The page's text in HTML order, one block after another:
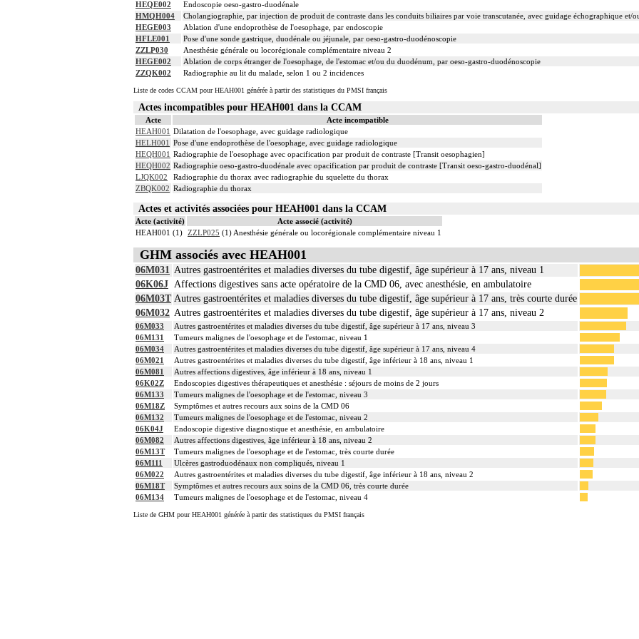
HEQE002
Endoscopie oeso-gastro-duodénale
HMQH004
Cholangiographie, par injection de produit de contraste dans les conduits biliaires par voie transcutanée, avec guidage échographique et/
HEGE003
Ablation d'une endoprothèse de l'oesophage, par endoscopie
HFLE001
Pose d'une sonde gastrique, duodénale ou jéjunale, par oeso-gastro-duodénoscopie
ZZLP030
Anesthésie générale ou locorégionale complémentaire niveau 2
HEGE002
Ablation de corps étranger de l'oesophage, de l'estomac et/ou du duodénum, par oeso-gastro-duodénoscopie
ZZQK002
Radiographie au lit du malade, selon 1 ou 2 incidences
Liste de codes CCAM pour HEAH001 générée à partir des statistiques du PMSI français
Actes incompatibles pour HEAH001 dans la CCAM
Acte
Acte incompatible
HEAH001 Dilatation de l'oesophage, avec guidage radiologique
HELH001 Pose d'une endoprothèse de l'oesophage, avec guidage radiologique
HEQH001 Radiographie de l'oesophage avec opacification par produit de contraste [Transit oesophagien]
HEQH002 Radiographie oeso-gastro-duodénale avec opacification par produit de contraste [Transit oeso-gastro-duodénal]
LJQK002
Radiographie du thorax avec radiographie du squelette du thorax
ZBQK002 Radiographie du thorax
Actes et activités associées pour HEAH001 dans la CCAM
Acte (activité)
Acte associé (activité)
HEAH001 (1) ZZLP025 (1) Anesthésie générale ou locorégionale complémentaire niveau 1
GHM associés avec HEAH001
06M031 Autres gastroentérites et maladies diverses du tube digestif, âge supérieur à 17 ans, niveau 1
06K06J Affections digestives sans acte opératoire de la CMD 06, avec anesthésie, en ambulatoire
06M03T Autres gastroentérites et maladies diverses du tube digestif, âge supérieur à 17 ans, très courte durée
06M032 Autres gastroentérites et maladies diverses du tube digestif, âge supérieur à 17 ans, niveau 2
06M033
Autres gastroentérites et maladies diverses du tube digestif, âge supérieur à 17 ans, niveau 3
06M131
Tumeurs malignes de l'oesophage et de l'estomac, niveau 1
06M034
Autres gastroentérites et maladies diverses du tube digestif, âge supérieur à 17 ans, niveau 4
06M021
Autres gastroentérites et maladies diverses du tube digestif, âge inférieur à 18 ans, niveau 1
06M081
Autres affections digestives, âge inférieur à 18 ans, niveau 1
06K02Z
Endoscopies digestives thérapeutiques et anesthésie : séjours de moins de 2 jours
06M133
Tumeurs malignes de l'oesophage et de l'estomac, niveau 3
06M18Z
Symptômes et autres recours aux soins de la CMD 06
06M132
Tumeurs malignes de l'oesophage et de l'estomac, niveau 2
06K04J
Endoscopie digestive diagnostique et anesthésie, en ambulatoire
06M082
Autres affections digestives, âge inférieur à 18 ans, niveau 2
06M13T
Tumeurs malignes de l'oesophage et de l'estomac, très courte durée
06M111
Ulcères gastroduodénaux non compliqués, niveau 1
06M022
Autres gastroentérites et maladies diverses du tube digestif, âge inférieur à 18 ans, niveau 2
06M18T
Symptômes et autres recours aux soins de la CMD 06, très courte durée
06M134
Tumeurs malignes de l'oesophage et de l'estomac, niveau 4
Liste de GHM pour HEAH001 générée à partir des statistiques du PMSI français